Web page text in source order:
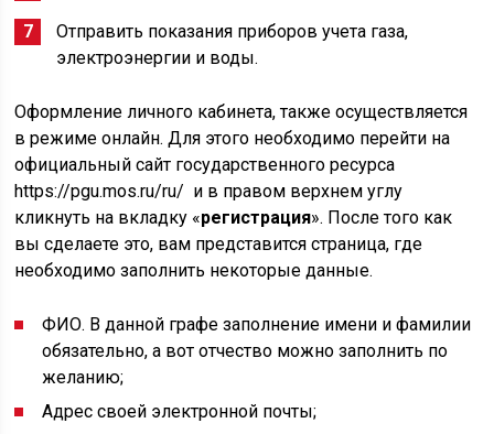
Отправить показания приборов учета газа,
электроэнергии и воды.
Оформление личного кабинета, также осуществляется
в режиме онлайн. Для этого необходимо перейти на
официальный сайт государственного ресурса
https://pgu.mos.ru/ru/ и в правом верхнем углу
кликнуть на вкладку «регистрация». После того как
вы сделаете это, вам представится страница, где
необходимо заполнить некоторые данные.
ФИО. В данной графе заполнение имени и фамилии
обязательно, а вот отчество можно заполнить по
желанию;
Адрес своей электронной почты;